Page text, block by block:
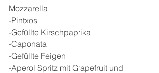
Mozzarella
-Pintxos
-Gefüllte Kirschpaprika
-Caponata
-Gefüllte Feigen
-Aperol Spritz mit Grapefruit und